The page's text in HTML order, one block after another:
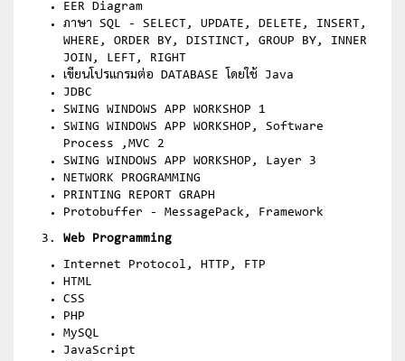
EER Diagram
ภาษา SQL - SELECT, UPDATE, DELETE, INSERT,
WHERE, ORDER BY, DISTINCT, GROUP BY, INNER
JOIN, LEFT, RIGHT
เขียนโปรแกรมต่อ DATABASE โดยใช้ Java
JDBC
SWING WINDOWS APP WORKSHOP 1
SWING WINDOWS APP WORKSHOP, Software
Process ,MVC 2
SWING WINDOWS APP WORKSHOP, Layer 3
NETWORK PROGRAMMING
PRINTING REPORT GRAPH
Protobuffer - MessagePack, Framework
Web Programming
Internet Protocol, HTTP, FTP
HTML
CSS
PHP
MySQL
JavaScript